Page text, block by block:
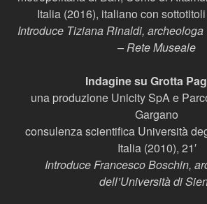
Italia (2016), italiano con
Introduce Tiziana Rinaldi,
– Rete Museale
Indagine su Grotta
una produzione Unicity SpA e
Gargano
consulenza scientifica Università
Italia (2010), 21′
Introduce Francesco Boschin,
dell’Università di